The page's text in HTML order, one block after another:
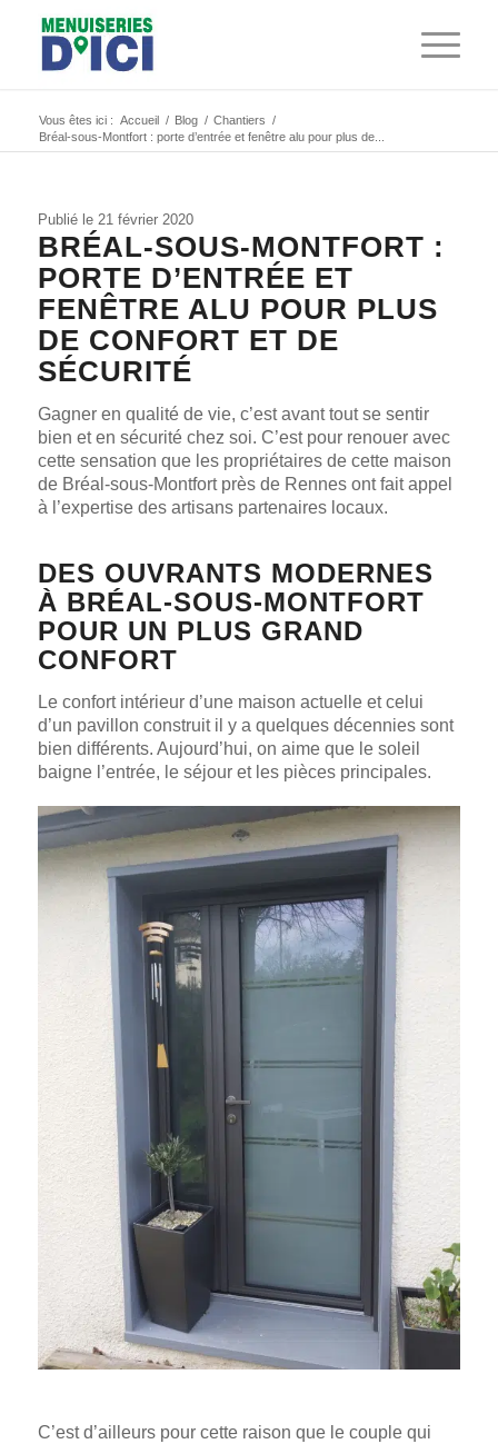
Vous êtes ici : Accueil / Blog / Chantiers /
Bréal-sous-Montfort : porte d’entrée et fenêtre alu pour plus de...
Publié le 21 février 2020
BRÉAL-SOUS-MONTFORT :
PORTE D’ENTRÉE ET
FENÊTRE ALU POUR PLUS
DE CONFORT ET DE
SÉCURITÉ
Gagner en qualité de vie, c’est avant tout se sentir
bien et en sécurité chez soi. C’est pour renouer avec
cette sensation que les propriétaires de cette maison
de Bréal-sous-Montfort près de Rennes ont fait appel
à l’expertise des artisans partenaires locaux.
DES OUVRANTS MODERNES
À BRÉAL-SOUS-MONTFORT
POUR UN PLUS GRAND
CONFORT
Le confort intérieur d’une maison actuelle et celui
d’un pavillon construit il y a quelques décennies sont
bien différents. Aujourd’hui, on aime que le soleil
baigne l’entrée, le séjour et les pièces principales.
C’est d’ailleurs pour cette raison que le couple qui